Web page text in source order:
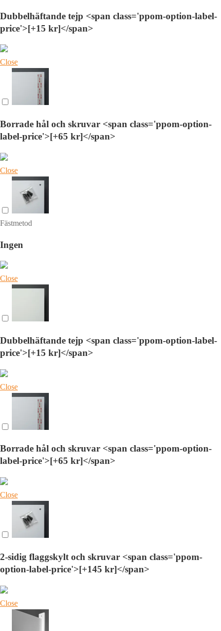
Dubbelhäftande tejp <span class='ppom-option-label-
price'>[+15 kr]</span>
Close
Borrade hål och skruvar <span class='ppom-option-
label-price'>[+65 kr]</span>
Close
Fästmetod
Ingen
Close
Dubbelhäftande tejp <span class='ppom-option-label-
price'>[+15 kr]</span>
Close
Borrade hål och skruvar <span class='ppom-option-
label-price'>[+65 kr]</span>
Close
2-sidig flaggskylt och skruvar <span class='ppom-
option-label-price'>[+145 kr]</span>
Close